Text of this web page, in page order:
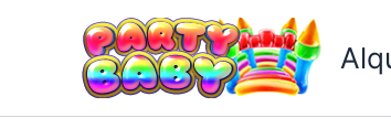
contenido